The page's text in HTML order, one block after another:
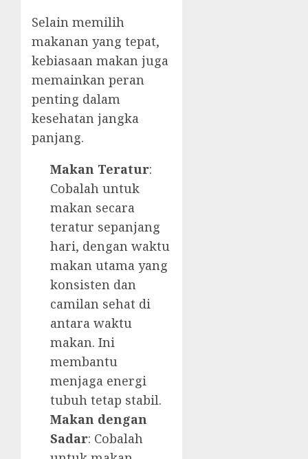
Selain memilih
makanan yang tepat,
kebiasaan makan juga
memainkan peran
penting dalam
kesehatan jangka
panjang.
Makan Teratur:
Cobalah untuk
makan secara
teratur sepanjang
hari, dengan waktu
makan utama yang
konsisten dan
camilan sehat di
antara waktu
makan. Ini
membantu
menjaga energi
tubuh tetap stabil.
Makan dengan
Sadar: Cobalah